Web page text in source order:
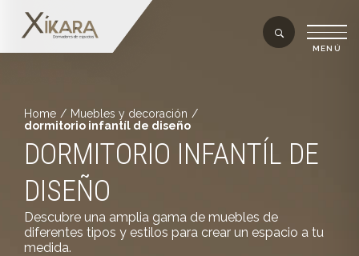
Home / Muebles y decoración /
dormitorio infantíl de diseño
DORMITORIO INFANTÍL DE
DISEÑO
Descubre una amplia gama de muebles de
diferentes tipos y estilos para crear un espacio a tu
medida.